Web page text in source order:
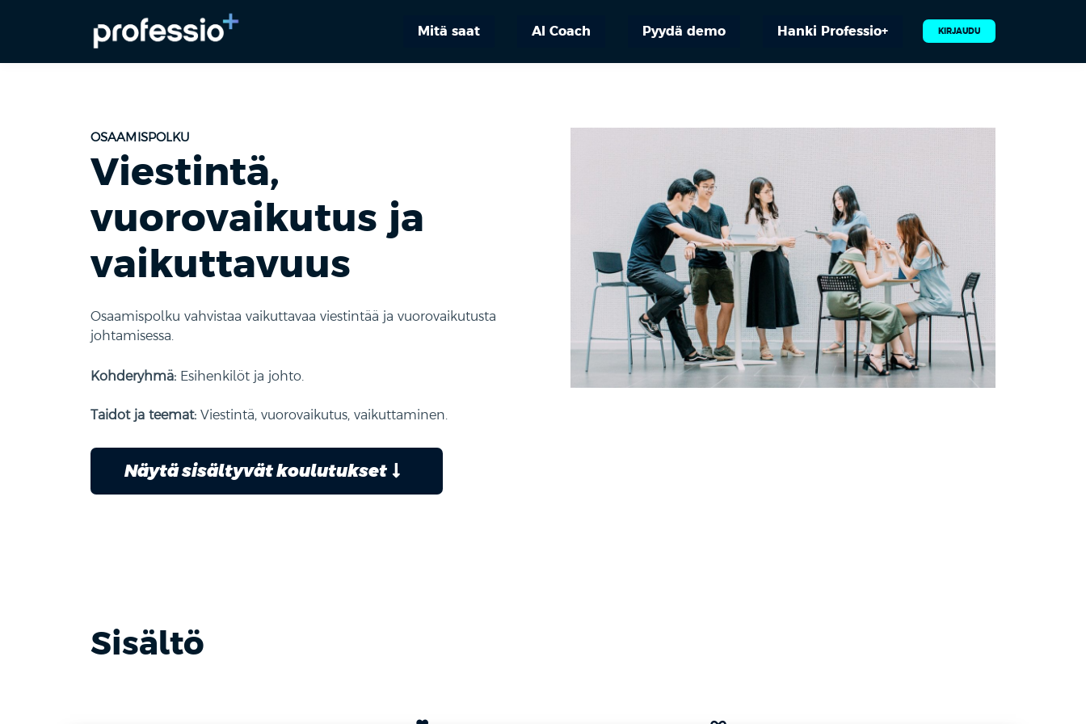
Mitä saat AI Coach Pyydä demo Hanki Professio+ KIRJAUDU
OSAAMISPOLKU
Viestintä,
vuorovaikutus ja
vaikuttavuus
Osaamispolku vahvistaa vaikuttavaa viestintää ja vuorovaikutusta
johtamisessa.
Kohderyhmä: Esihenkilöt ja johto
Taidot ja teemat: Viestintä, vuorovaikutus, vaikuttaminen.
Näytä sisältyvät koulutukset
Sisältö